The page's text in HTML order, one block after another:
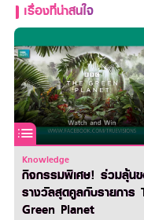
เรื่องที่น่าสนใจ
Knowledge
กิจกรรมพิเศษ! ร่วมลุ้น
รางวัลสุดคูลกับรายการ
Green Planet